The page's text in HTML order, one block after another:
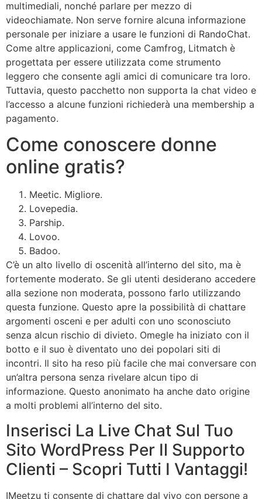
multimediali, nonché parlare per mezzo di
videochiamate. Non serve fornire alcuna informazione
personale per iniziare a usare le funzioni di RandoChat.
Come altre applicazioni, come Camfrog, Litmatch è
progettata per essere utilizzata come strumento
leggero che consente agli amici di comunicare tra loro.
Tuttavia, questo pacchetto non supporta la chat video e
l’accesso a alcune funzioni richiederà una membership a
pagamento.
Come conoscere donne
online gratis?
Meetic. Migliore.
Lovepedia.
Parship.
Lovoo.
Badoo.
C’è un alto livello di oscenità all’interno del sito, ma è
fortemente moderato. Se gli utenti desiderano accedere
alla sezione non moderata, possono farlo utilizzando
questa funzione. Questo apre la possibilità di chattare
argomenti osceni e per adulti con uno sconosciuto
senza alcun rischio di divieto. Omegle ha iniziato con il
botto e il suo è diventato uno dei popolari siti di
incontri. Il sito ha reso più facile che mai conversare con
un’altra persona senza rivelare alcun tipo di
informazione. Questo anonimato ha anche dato origine
a molti problemi all’interno del sito.
Inserisci La Live Chat Sul Tuo
Sito WordPress Per Il Supporto
Clienti – Scopri Tutti I Vantaggi!
IMeetzu ti consente di chattare dal vivo con persone a